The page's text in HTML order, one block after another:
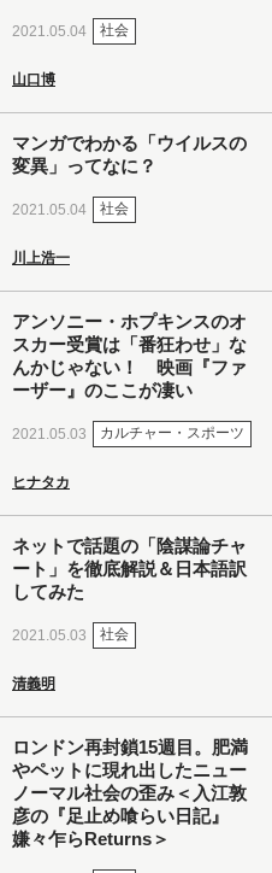
2021.05.04 社会
山口博
マンガでわかる「ウイルスの
変異」ってなに？
2021.05.04 社会
川上浩一
アンソニー・ホプキンスのオ
スカー受賞は「番狂わせ」な
んかじゃない！ 映画『ファ
ーザー』のここが凄い
2021.05.03 カルチャー・スポーツ
ヒナタカ
ネットで話題の「陰謀論チャ
ート」を徹底解説＆日本語訳
してみた
2021.05.03 社会
清義明
ロンドン再封鎖15週目。肥満
やペットに現れ出したニュー
ノーマル社会の歪み＜入江敦
彦の『足止め喰らい日記』
嫌々乍らReturns＞